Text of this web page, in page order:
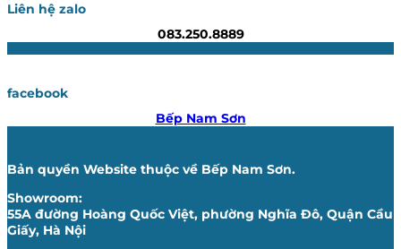
Liên hệ zalo
083.250.8889
facebook
Bếp Nam Sơn
Bản quyền Website thuộc về Bếp Nam Sơn.
Showroom:
55A đường Hoàng Quốc Việt, phường Nghĩa Đô, Quận Cầu
Giấy, Hà Nội